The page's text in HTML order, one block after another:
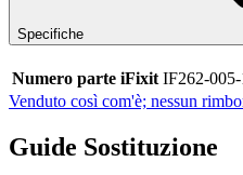
Specifiche
Numero parte iFixit IF262-005-
Venduto così com'è; nessun
Guide Sostituzione